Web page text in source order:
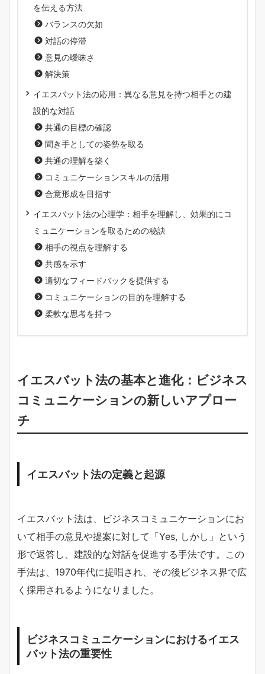
を伝える方法
バランスの欠如
対話の停滞
意見の曖昧さ
解決策
イエスバット法の応用：異なる意見を持つ相手との建
設的な対話
共通の目標の確認
聞き手としての姿勢を取る
共通の理解を築く
コミュニケーションスキルの活用
合意形成を目指す
イエスバット法の心理学：相手を理解し、効果的にコ
ミュニケーションを取るための秘訣
相手の視点を理解する
共感を示す
適切なフィードバックを提供する
コミュニケーションの目的を理解する
柔軟な思考を持つ
イエスバット法の基本と進化：ビジネス
コミュニケーションの新しいアプロー
チ
イエスバット法の定義と起源
イエスバット法は、ビジネスコミュニケーションにお
いて相手の意見や提案に対して「Yes, しかし」という
形で返答し、建設的な対話を促進する手法です。この
手法は、1970年代に提唱され、その後ビジネス界で広
く採用されるようになりました。
ビジネスコミュニケーションにおけるイエス
バット法の重要性